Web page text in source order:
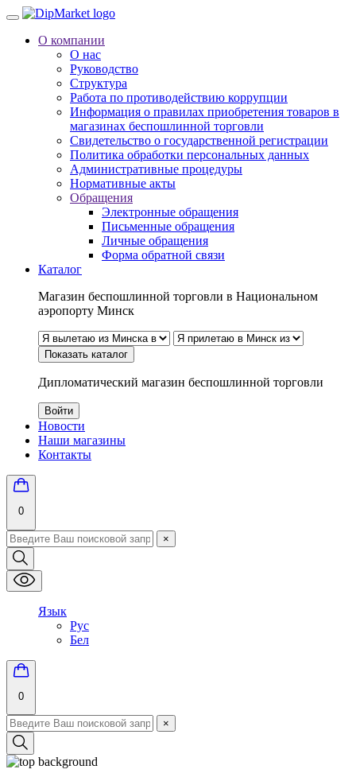
О компании
О нас
Руководство
Структура
Работа по противодействию коррупции
Информация о правилах приобретения товаров в
магазинах беспошлинной торговли
Свидетельство о государственной регистрации
Политика обработки персональных данных
Административные процедуры
Нормативные акты
Обращения
Электронные обращения
Письменные обращения
Личные обращения
Форма обратной связи
Каталог
Магазин беспошлинной торговли в Национальном
аэропорту Минск
Показать каталог
Дипломатический магазин беспошлинной торговли
Войти
Новости
Наши магазины
Контакты
0
×
Язык
Рус
Бел
0
×